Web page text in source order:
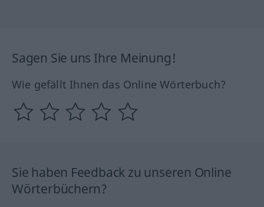
Sagen Sie uns Ihre Meinung!
Wie gefällt Ihnen das Online Wörterbuch?
Sie haben Feedback zu unseren Online
Wörterbüchern?